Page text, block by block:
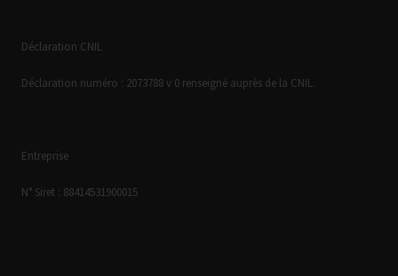
Déclaration CNIL
Déclaration numéro : 2073788 v 0 renseigné auprès de la CNIL.
Entreprise
N° Siret : 88414531900015